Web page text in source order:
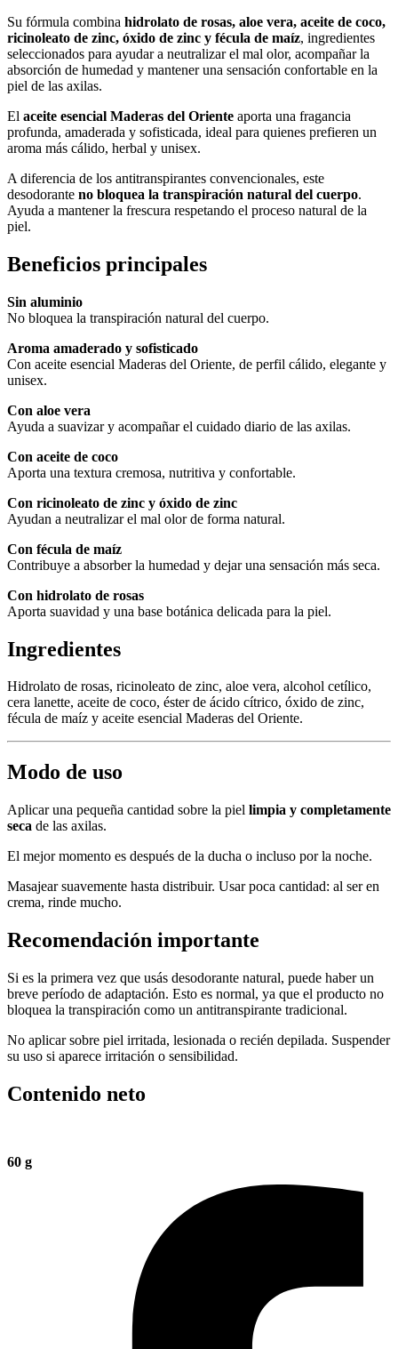
Su fórmula combina hidrolato de rosas, aloe vera, aceite de coco,
ricinoleato de zinc, óxido de zinc y fécula de maíz, ingredientes
seleccionados para ayudar a neutralizar el mal olor, acompañar la
absorción de humedad y mantener una sensación confortable en la
piel de las axilas.
El aceite esencial Maderas del Oriente aporta una fragancia
profunda, amaderada y sofisticada, ideal para quienes prefieren un
aroma más cálido, herbal y unisex.
A diferencia de los antitranspirantes convencionales, este
desodorante no bloquea la transpiración natural del cuerpo.
Ayuda a mantener la frescura respetando el proceso natural de la
piel.
Beneficios principales
Sin aluminio
No bloquea la transpiración natural del cuerpo.
Aroma amaderado y sofisticado
Con aceite esencial Maderas del Oriente, de perfil cálido, elegante y
unisex.
Con aloe vera
Ayuda a suavizar y acompañar el cuidado diario de las axilas.
Con aceite de coco
Aporta una textura cremosa, nutritiva y confortable.
Con ricinoleato de zinc y óxido de zinc
Ayudan a neutralizar el mal olor de forma natural.
Con fécula de maíz
Contribuye a absorber la humedad y dejar una sensación más seca.
Con hidrolato de rosas
Aporta suavidad y una base botánica delicada para la piel.
Ingredientes
Hidrolato de rosas, ricinoleato de zinc, aloe vera, alcohol cetílico,
cera lanette, aceite de coco, éster de ácido cítrico, óxido de zinc,
fécula de maíz y aceite esencial Maderas del Oriente.
Modo de uso
Aplicar una pequeña cantidad sobre la piel limpia y completamente
seca de las axilas.
El mejor momento es después de la ducha o incluso por la noche.
Masajear suavemente hasta distribuir. Usar poca cantidad: al ser en
crema, rinde mucho.
Recomendación importante
Si es la primera vez que usás desodorante natural, puede haber un
breve período de adaptación. Esto es normal, ya que el producto no
bloquea la transpiración como un antitranspirante tradicional.
No aplicar sobre piel irritada, lesionada o recién depilada. Suspender
su uso si aparece irritación o sensibilidad.
Contenido neto
60 g